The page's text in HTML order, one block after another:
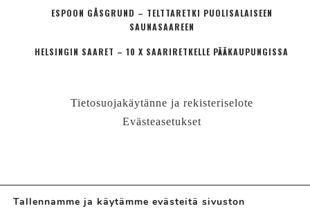
ESPOON GÅSGRUND – TELTTARETKI PUOLISALAISEEN
SAUNASAAREEN
HELSINGIN SAARET – 10 X SAARIRETKELLE PÄÄKAUPUNGISSA
Tietosuojakäytänne ja rekisteriselote
Evästeasetukset
Tallennamme ja käytämme evästeitä sivuston